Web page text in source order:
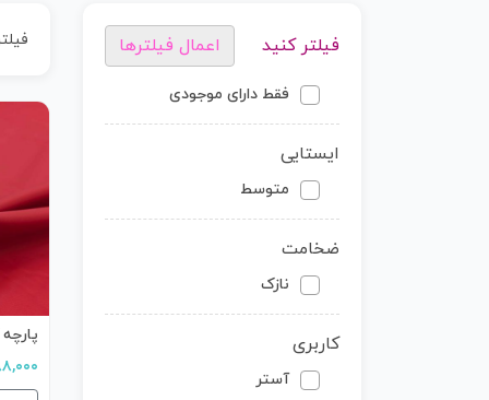
فیلتر کنید اعمال فیلترها
فقط دارای موجودی
ایستایی
متوسط
ضخامت
نازک
کاربری
آستر
۵۸۸,۰۰۰